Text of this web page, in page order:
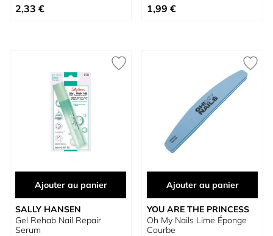
Prix spécial
2,33 € 1,99 €
Ajouter au panier
SALLY HANSEN
Gel Rehab Nail Repair
Serum
Ajouter au panier
YOU ARE THE PRINCESS
Oh My Nails Lime Éponge
Courbe